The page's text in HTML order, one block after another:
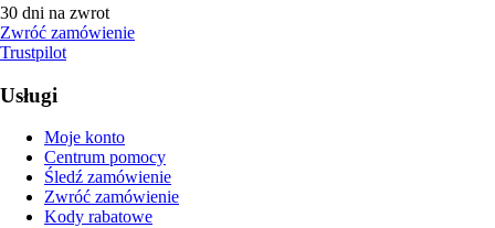
30 dni na zwrot
Zwróć zamówienie
Trustpilot
Usługi
Moje konto
Centrum pomocy
Śledź zamówienie
Zwróć zamówienie
Kody rabatowe